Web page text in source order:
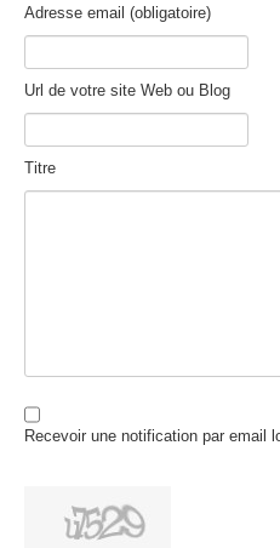
Adresse email (obligatoire)
Url de votre site Web ou Blog
Titre
Recevoir une notification par email